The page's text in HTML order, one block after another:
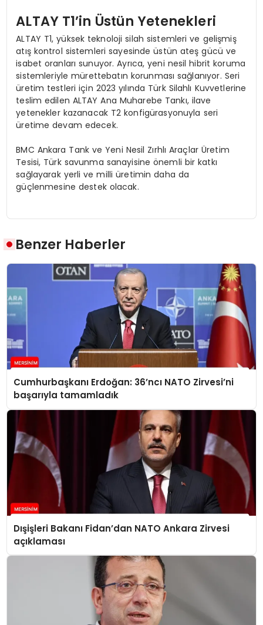
ALTAY T1’in Üstün Yetenekleri
ALTAY T1, yüksek teknoloji silah sistemleri ve gelişmiş
atış kontrol sistemleri sayesinde üstün ateş gücü ve
isabet oranları sunuyor. Ayrıca, yeni nesil hibrit koruma
sistemleriyle mürettebatın korunması sağlanıyor. Seri
üretim testleri için 2023 yılında Türk Silahlı Kuvvetlerine
teslim edilen ALTAY Ana Muharebe Tankı, ilave
yetenekler kazanacak T2 konfigürasyonuyla seri
üretime devam edecek.
BMC Ankara Tank ve Yeni Nesil Zırhlı Araçlar Üretim
Tesisi, Türk savunma sanayisine önemli bir katkı
sağlayarak yerli ve milli üretimin daha da
güçlenmesine destek olacak.
Benzer Haberler
Cumhurbaşkanı Erdoğan: 36’ncı NATO Zirvesi’ni
başarıyla tamamladık
Dışişleri Bakanı Fidan’dan NATO Ankara Zirvesi
açıklaması